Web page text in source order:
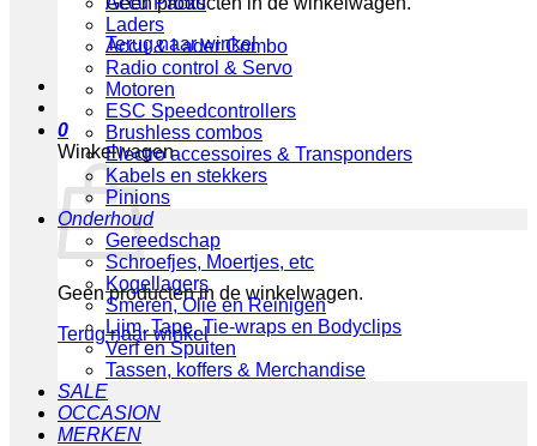
Terug naar winkel
0
Winkelwagen
Geen producten in de winkelwagen.
Terug naar winkel
Laders
Accu & Lader Combo
Radio control & Servo
Motoren
ESC Speedcontrollers
Brushless combos
Electro accessoires & Transponders
Kabels en stekkers
Pinions
Onderhoud
Gereedschap
Schroefjes, Moertjes, etc
Kogellagers
Smeren, Olie en Reinigen
Lijm, Tape, Tie-wraps en Bodyclips
Verf en Spuiten
Tassen, koffers & Merchandise
SALE
OCCASION
MERKEN